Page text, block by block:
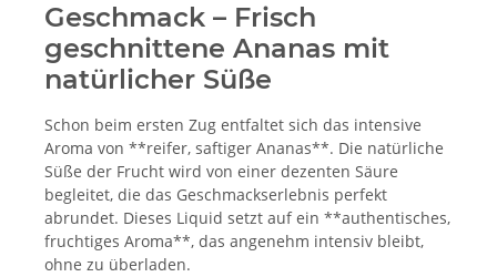
Geschmack – Frisch
geschnittene Ananas mit
natürlicher Süße
Schon beim ersten Zug entfaltet sich das intensive
Aroma von **reifer, saftiger Ananas**. Die natürliche
Süße der Frucht wird von einer dezenten Säure
begleitet, die das Geschmackserlebnis perfekt
abrundet. Dieses Liquid setzt auf ein **authentisches,
fruchtiges Aroma**, das angenehm intensiv bleibt,
ohne zu überladen.